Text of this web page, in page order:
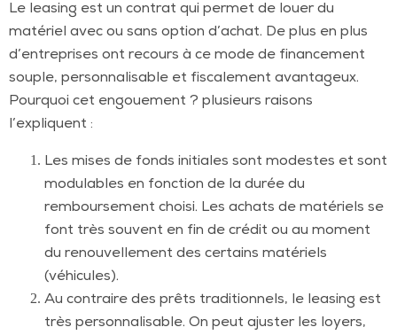
Le leasing est un contrat qui permet de louer du
matériel avec ou sans option d’achat. De plus en plus
d’entreprises ont recours à ce mode de financement
souple, personnalisable et fiscalement avantageux.
Pourquoi cet engouement ? plusieurs raisons
l’expliquent :
Les mises de fonds initiales sont modestes et sont
modulables en fonction de la durée du
remboursement choisi. Les achats de matériels se
font très souvent en fin de crédit ou au moment
du renouvellement des certains matériels
(véhicules).
Au contraire des prêts traditionnels, le leasing est
très personnalisable. On peut ajuster les loyers,